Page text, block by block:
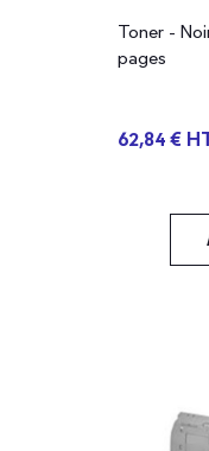
Toner -
pages
62,84 €